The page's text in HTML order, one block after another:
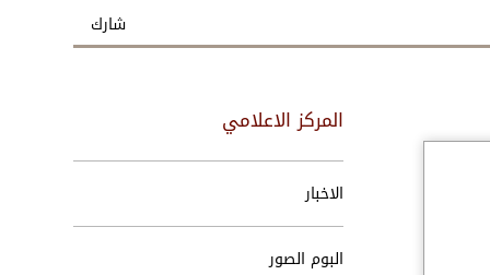
شارك
المركز الاعلامي
الاخبار
البوم الصور